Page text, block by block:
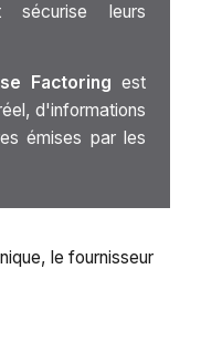
sécurise leurs
Factoring est
d'informations
émises par les
le fournisseur